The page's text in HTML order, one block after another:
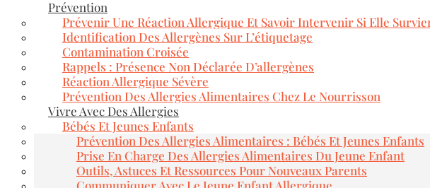
Prévention
Prévenir Une Réaction Allergique Et Savoir Intervenir Si Elle
Identification Des Allergènes Sur L’étiquetage
Contamination Croisée
Rappels : Présence Non Déclarée D’allergènes
Réaction Allergique Sévère
Prévention Des Allergies Alimentaires Chez Le Nourrisson
Vivre Avec Des Allergies
Bébés Et Jeunes Enfants
Prévention Des Allergies Alimentaires : Bébés Et Jeunes Enfants
Prise En Charge Des Allergies Alimentaires Du Jeune Enfant
Outils, Astuces Et Ressources Pour Nouveaux Parents